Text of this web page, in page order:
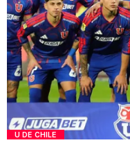
U DE CHILE